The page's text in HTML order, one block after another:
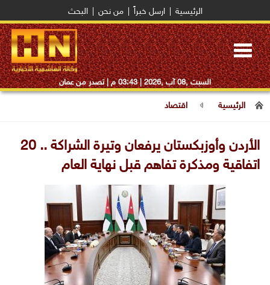
الرئيسية ارسل خبراً من نحن البحث
Toggle
navigation
السبت ,08 آب ,2026 | 03:43 م | تصدر من عمان
الرئيسية اقتصاد
الأردن وأوزبكستان يرفعان وتيرة الشراكة .. 20
اتفاقية ومذكرة تفاهم قبل نهاية العام